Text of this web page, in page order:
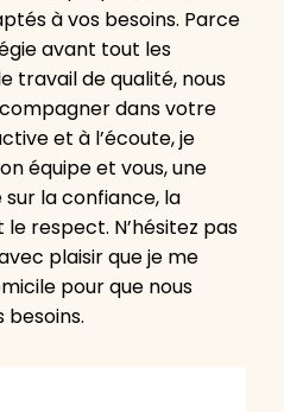
à vos besoins. Parce
avant tout les
travail de qualité, nous
dans votre
et à l’écoute, je
équipe et vous, une
la confiance, la
respect. N’hésitez pas
plaisir que je me
pour que nous
besoins.